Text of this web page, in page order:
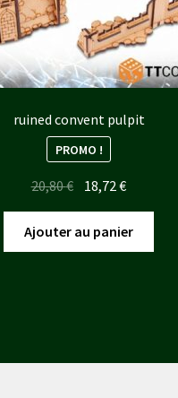
ruined convent pulpit
PROMO !
20,80€ Le
prix
initial
était :
18,72€Le
prix
actuel
est :
Ajouter au panier